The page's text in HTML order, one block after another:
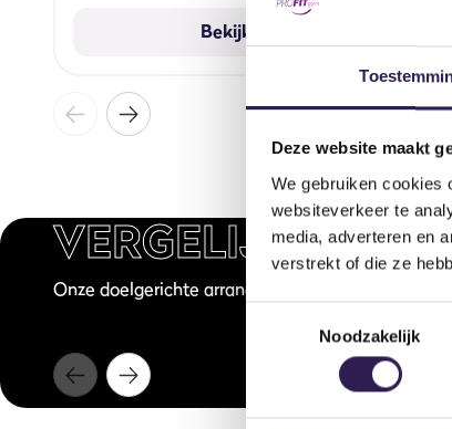
Deze website maakt
We gebruiken cookies
websiteverkeer te
media, adverteren en
verstrekt of die ze
Noodzakelijk
Bekijk sportschool
VERGELIJKBARE
Onze doelgerichte arrangementen voor ieder type
60 min
Ricochet